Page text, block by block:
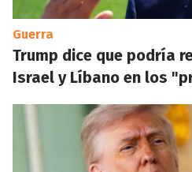
Guerra
Trump dice que podría
Israel y Líbano en los